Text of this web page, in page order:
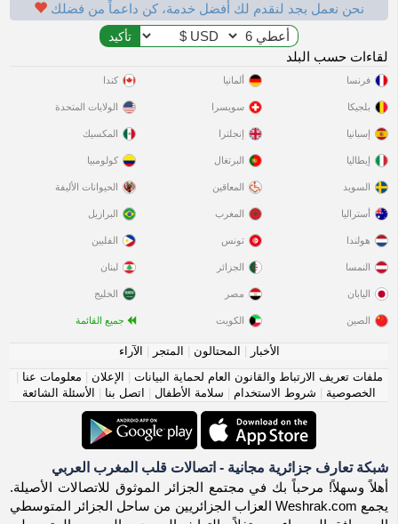
نحن نعمل بجد لنقدم لك أفضل خدمة، كن داعماً من فضلك
لقاءات حسب البلد
فرنسا
بلجيكا
إسبانيا
إيطاليا
السويد
ألمانيا
سويسرا
إنجلترا
البرتغال
المعاقين
كندا
الولايات المتحدة
المكسيك
كولومبيا
الحيوانات الأليفة
أستراليا
هولندا
النمسا
اليابان
الصين
المغرب
تونس
الجزائر
مصر
الكويت
البرازيل
الفلبين
لبنان
الخليج
جميع القائمة
الأخبار المحتالون المتجر
الآراء
ملفات تعريف الارتباط والقانون العام لحماية البيانات
الإعلان معلومات عنا
الخصوصية
شروط الاستخدام سلامة الأطفال اتصل بنا الأسئلة الشائعة
شبكة تعارف جزائرية مجانية - اتصالات قلب المغرب العربي
أهلاً وسهلاً! مرحباً بك في مجتمع الجزائر الموثوق للاتصالات الأصيلة.
يجمع Weshrak.com العزاب الجزائريين من ساحل الجزائر المتوسطي